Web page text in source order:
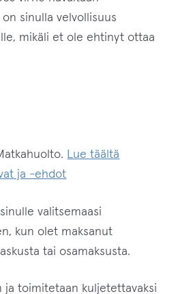
sinulla velvollisuus
mikäli et ole ehtinyt ottaa
Lue täältä
ja -ehdot
valitsemaasi
kun olet maksanut
tai osamaksusta.
ja toimitetaan kuljetettavaksi